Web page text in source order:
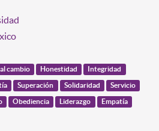
cambio Honestidad Integridad
Superación Solidaridad Servicio
Obediencia Liderazgo Empatía